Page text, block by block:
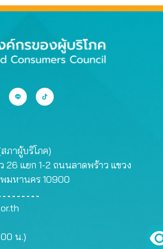
มูลทะเบียนรถหลุด นายกฯ ยังโดน จี้รัฐ
รองข้อมูลส่วนบุคคล
โดสูง กทม. ตรวจซ้ำยังผิด กระทบความ
อดภัย
บอร์ด กสทช.จัดการ ปม นพ.สรณ ขาด
มบัติ ตามมติกรรมการสรรหา
ลยกฟ้องคดี รีวิวร้านเค้ก 1 ดาว ตอกย้ำ
ธิผู้บริโภค” แสดงความคิดเห็นโดยสุจริต
ภาผู้บริโภค)
26 แยก 1-2 ถนนลาดพร้าว แขวง
พมหานคร 10900
น.)